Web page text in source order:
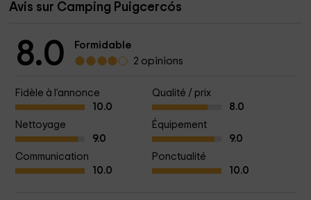
Avis sur Camping Puigcercós
8.0
Formidable
2 opinions
Fidèle à l'annonce
10.0
Qualité / prix
8.0
Nettoyage
9.0
Équipement
9.0
Communication
10.0
Ponctualité
10.0